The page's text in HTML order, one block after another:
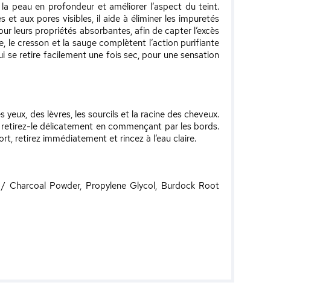
peau en profondeur et améliorer l’aspect du teint.
et aux pores visibles, il aide à éliminer les impuretés
leurs propriétés absorbantes, afin de capter l’excès
le cresson et la sauge complètent l’action purifiante
retire facilement une fois sec, pour une sensation
des lèvres, les sourcils et la racine des cheveux.
le délicatement en commençant par les bords.
retirez immédiatement et rincez à l’eau claire.
Powder, Propylene Glycol, Burdock Root